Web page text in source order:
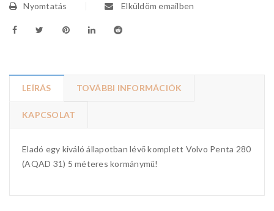
Nyomtatás Elküldöm emailben
LEÍRÁS TOVÁBBI INFORMÁCIÓK
KAPCSOLAT
Eladó egy kiváló állapotban lévő komplett Volvo Penta 280
(AQAD 31) 5 méteres kormánymű!